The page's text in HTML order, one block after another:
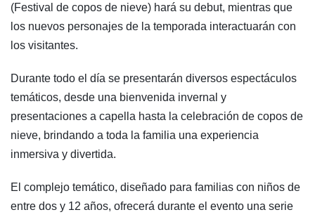
(Festival de copos de nieve) hará su debut, mientras que
los nuevos personajes de la temporada interactuarán con
los visitantes.
Durante todo el día se presentarán diversos espectáculos
temáticos, desde una bienvenida invernal y
presentaciones a capella hasta la celebración de copos de
nieve, brindando a toda la familia una experiencia
inmersiva y divertida.
El complejo temático, diseñado para familias con niños de
entre dos y 12 años, ofrecerá durante el evento una serie